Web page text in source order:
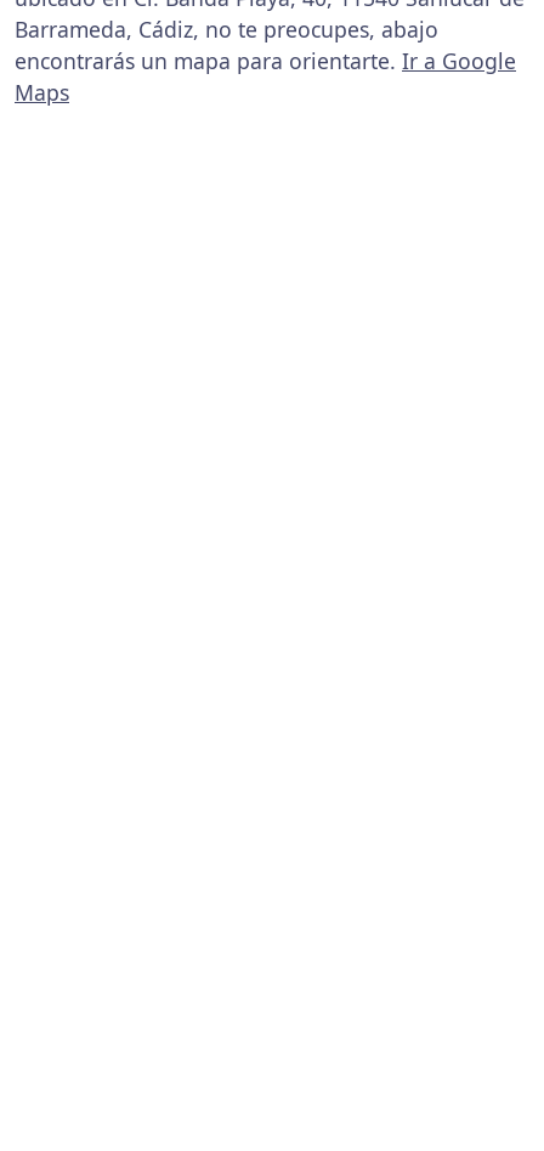
Barrameda, Cádiz, no te preocupes, abajo
encontrarás un mapa para orientarte. Ir a Google
Maps